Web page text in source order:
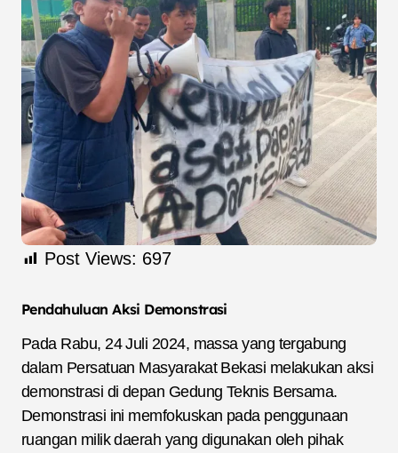
Post Views: 697
Pendahuluan Aksi Demonstrasi
Pada Rabu, 24 Juli 2024, massa yang tergabung
dalam Persatuan Masyarakat Bekasi melakukan aksi
demonstrasi di depan Gedung Teknis Bersama.
Demonstrasi ini memfokuskan pada penggunaan
ruangan milik daerah yang digunakan oleh pihak